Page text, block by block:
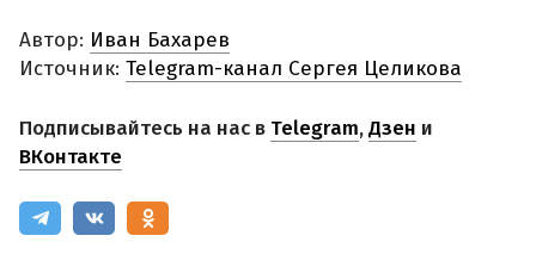
Автор: Иван Бахарев
Источник: Telegram-канал Сергея Целикова
Подписывайтесь на нас в Telegram,Дзен и
ВКонтакте